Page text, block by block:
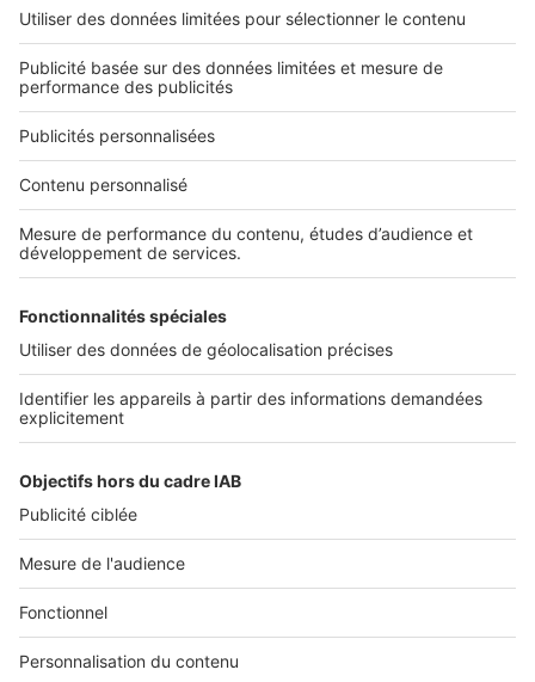
L'ENTREPRISE
Qui sommes-nous ?
Nous contacter
Nous recrutons
NOS APPLICATIONS
Découvrez nos applications
Tous nos services pro
Accès client
Mes annonces sur SeLoger
À DÉCOUVRIR
Tout l'immobilier
Toutes les villes
Tous les départements
Toutes les régions
SeLoger © 1992 - 2023